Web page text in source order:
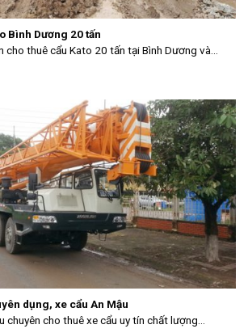
Bình Dương 20 tấn
cho thuê cẩu Kato 20 tấn tại Bình Dương và...
dụng, xe cẩu An Mậu
chuyên cho thuê xe cẩu uy tín chất lượng...